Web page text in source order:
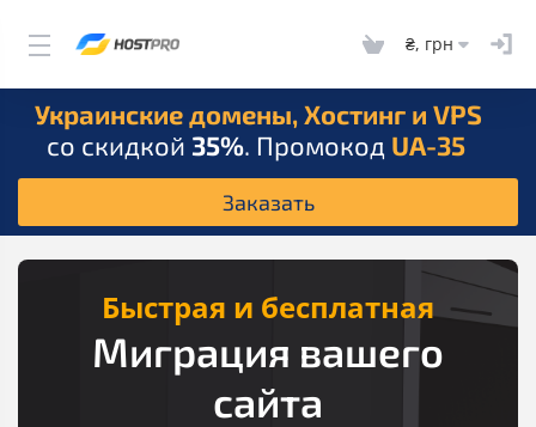
₴, грн
Украинские домены, Хостинг и VPS
со скидкой 35%. Промокод UA-35
Заказать
Быстрая и бесплатная
Миграция вашего
сайта